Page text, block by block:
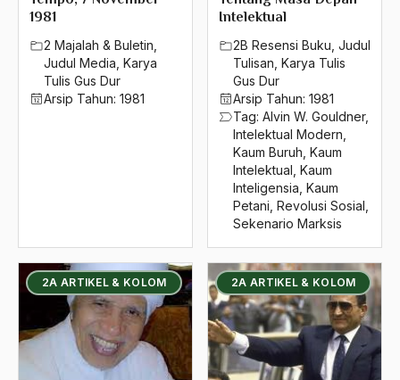
1981
2 Majalah & Buletin
Judul Media Karya
Tulis Gus Dur
Arsip Tahun: 1981
Intelektual
2B Resensi Buku Judul
Tulisan Karya Tulis
Gus Dur
Arsip Tahun: 1981
Tag: Alvin W. Gouldner,
Intelektual Modern
Kaum Buruh Kaum
Intelektual Kaum
Inteligensia Kaum
Petani Revolusi Sosial
Sekenario Marksis
2A ARTIKEL & KOLOM 2A ARTIKEL & KOLOM
1990
1989
1988
1983
1982